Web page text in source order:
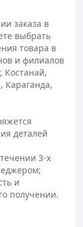
или
доставка
СДЕК,
Доставка до
АСКОМ
заказа в
выбрать
товара в
и филиалов
Костанай,
Караганда,
деталей
3-х
и
получении.